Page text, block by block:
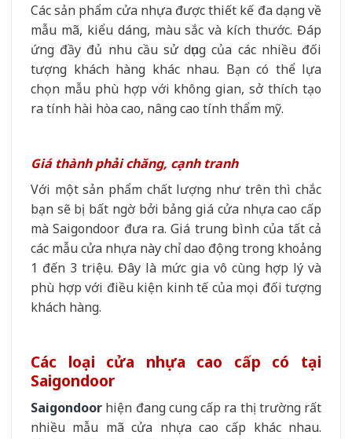
Các sản phẩm cửa nhựa được thiết kế đa dạng về
mẫu mã, kiểu dáng, màu sắc và kích thước. Đáp
ứng đầy đủ nhu cầu sử dụng của các nhiều đối
tượng khách hàng khác nhau. Bạn có thể lựa
chọn mẫu phù hợp với không gian, sở thích tạo
ra tính hài hòa cao, nâng cao tính thẩm mỹ.
Giá thành phải chăng, cạnh tranh
Với một sản phẩm chất lượng như trên thì chắc
bạn sẽ bị bất ngờ bởi bảng giá cửa nhựa cao cấp
mà Saigondoor đưa ra. Giá trung bình của tất cả
các mẫu cửa nhựa này chỉ dao động trong khoảng
1 đến 3 triệu. Đây là mức gia vô cùng hợp lý và
phù hợp với điều kiện kinh tế của mọi đối tượng
khách hàng.
Các loại cửa nhựa cao cấp có tại
Saigondoor
Saigondoor hiện đang cung cấp ra thị trường rất
nhiều mẫu mã cửa nhựa cao cấp khác nhau.